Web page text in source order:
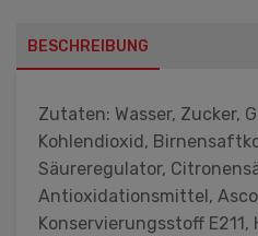
BESCHREIBUNG
Zutaten: Wasser, Zucker,
Kohlendioxid,
Säureregulator,
Antioxidationsmittel,
Konservierungsstoff